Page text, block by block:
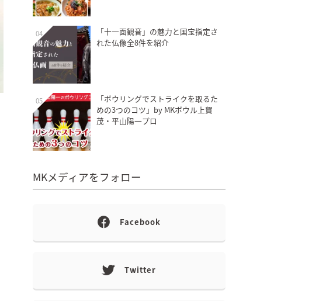
04
「十一面観音」の魅力と国宝指定さ
れた仏像全8件を紹介
05
「ボウリングでストライクを取るた
めの3つのコツ」by MKボウル上賀
茂・平山陽一プロ
MKメディアをフォロー
Facebook
Twitter